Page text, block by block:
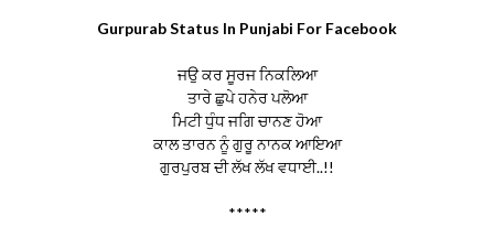
Gurpurab Status In Punjabi For Facebook
ਜਉ ਕਰ ਸੂਰਜ ਨਿਕਲਿਆ
ਤਾਰੇ ਛੁਪੇ ਹਨੇਰ ਪਲੋਆ
ਮਿਟੀ ਧੁੰਧ ਜਗਿ ਚਾਨਣ ਹੋਆ
ਕਾਲ ਤਾਰਨ ਨੂੰ ਗੁਰੂ ਨਾਨਕ ਆਇਆ
ਗੁਰਪੁਰਬ ਦੀ ਲੱਖ ਲੱਖ ਵਧਾਈ..!!
*****